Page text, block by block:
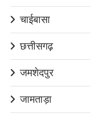
चाईबासा
छत्तीसगढ़
जमशेदपुर
जामताड़ा